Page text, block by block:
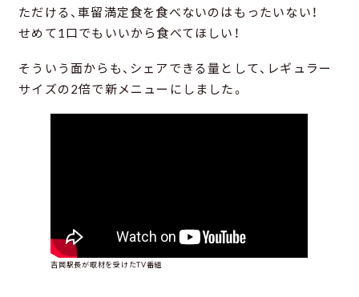
ただける、車留満定食を食べないのはもったいない！
せめて1口でもいいから食べてほしい！
そういう面からも、シェアできる量として、レギュラー
サイズの2倍で新メニューにしました。
吉岡駅長が取材を受けたTV番組